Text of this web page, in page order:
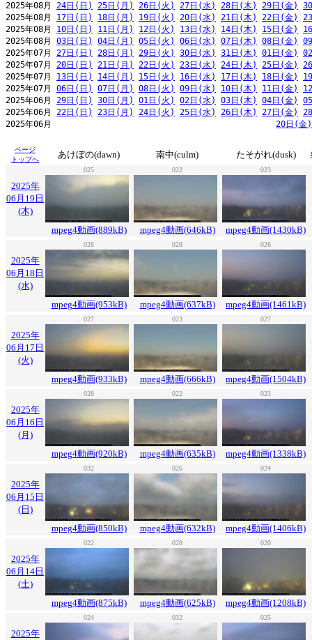
2025年08月 24日(日) 25日(月) 26日(火) 27日(水) 28日(木) 29日(金)
2025年08月 17日(日) 18日(月) 19日(火) 20日(水) 21日(木) 22日(金)
2025年08月 10日(日) 11日(月) 12日(火) 13日(水) 14日(木) 15日(金)
2025年08月 03日(日) 04日(月) 05日(火) 06日(水) 07日(木) 08日(金)
2025年07月 27日(日) 28日(月) 29日(火) 30日(水) 31日(木) 01日(金)
2025年07月 20日(日) 21日(月) 22日(火) 23日(水) 24日(木) 25日(金)
2025年07月 13日(日) 14日(月) 15日(火) 16日(水) 17日(木) 18日(金)
2025年07月 06日(日) 07日(月) 08日(火) 09日(水) 10日(木) 11日(金)
2025年06月 29日(日) 30日(月) 01日(火) 02日(水) 03日(木) 04日(金)
2025年06月 22日(日) 23日(月) 24日(火) 25日(水) 26日(木) 27日(金)
2025年06月 20日(金)
ページ
トップへ
あけぼの(dawn) 南中(culm) たそがれ(dusk)
025 022 023
2025年
06月19日
(木)
mpeg4動画(889kB)
mpeg4動画(646kB) mpeg4動画(1430kB)
026 028 026
2025年
06月18日
(水)
mpeg4動画(953kB)
mpeg4動画(637kB) mpeg4動画(1461kB)
027 023 027
2025年
06月17日
(火)
mpeg4動画(933kB)
mpeg4動画(666kB) mpeg4動画(1504kB)
028 022 023
2025年
06月16日
(月)
mpeg4動画(920kB)
mpeg4動画(635kB) mpeg4動画(1338kB)
032 026 024
2025年
06月15日
(日)
mpeg4動画(850kB)
mpeg4動画(632kB) mpeg4動画(1406kB)
022 028 020
2025年
06月14日
(土)
mpeg4動画(875kB)
mpeg4動画(625kB) mpeg4動画(1208kB)
024 032 025
2025年